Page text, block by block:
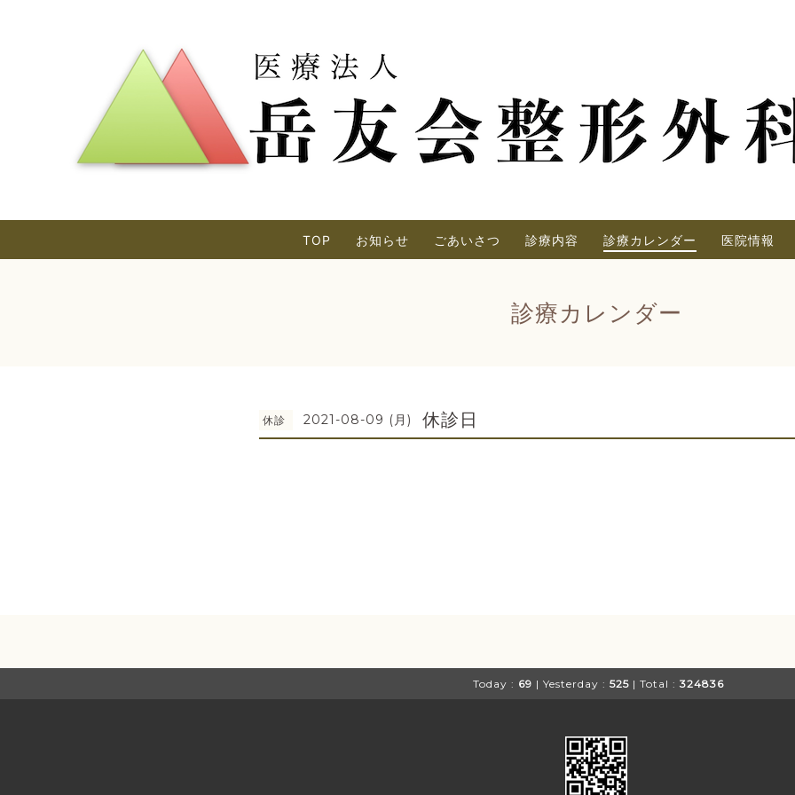
TOP お知らせ ごあいさつ 診療内容 診療カレンダー 医院情報
診療カレンダー
休診 2021-08-09 (月) 休診日
Today : 69 | Yesterday : 525 | Total : 324836